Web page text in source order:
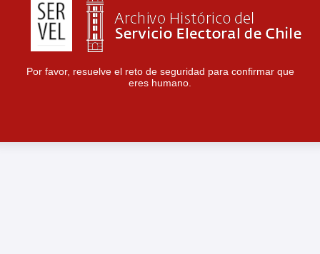
Por favor, resuelve el reto de seguridad para confirmar que
eres humano.